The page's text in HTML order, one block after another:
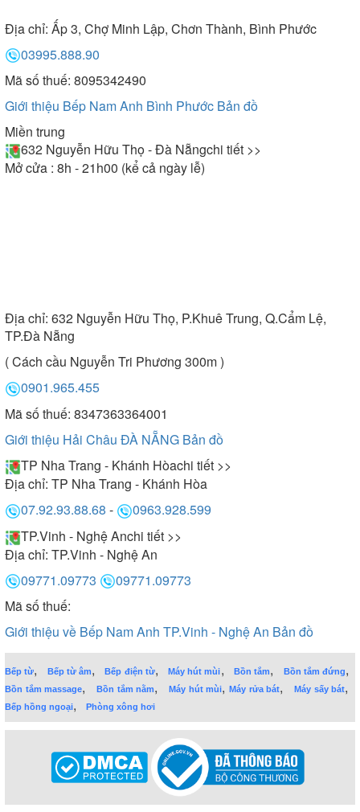
Địa chỉ: Ấp 3, Chợ Minh Lập, Chơn Thành, Bình Phước
03995.888.90
Mã số thuế: 8095342490
Giới thiệu Bếp Nam Anh Bình Phước Bản đồ
Miền trung
632 Nguyễn Hữu Thọ - Đà Nẵngchi tiết >>
Mở cửa : 8h - 21h00 (kể cả ngày lễ)
Địa chỉ: 632 Nguyễn Hữu Thọ, P.Khuê Trung, Q.Cẩm Lệ,
TP.Đà Nẵng
( Cách cầu Nguyễn Tri Phương 300m )
0901.965.455
Mã số thuế: 8347363364001
Giới thiệu Hải Châu ĐÀ NẴNG Bản đồ
TP Nha Trang - Khánh Hòachi tiết >>
Địa chỉ: TP Nha Trang - Khánh Hòa
07.92.93.88.68 -
0963.928.599
TP.Vinh - Nghệ Anchi tiết >>
Địa chỉ: TP.Vinh - Nghệ An
09771.09773
09771.09773
Mã số thuế:
Giới thiệu về Bếp Nam Anh TP.Vinh - Nghệ An Bản đồ
Bếp từ, Bếp từ âm,Bếp điện từ,Máy hút mùi, Bồn tắm, Bồn tắm đứng,
Bồn tắm massage,Bồn tắm nằm,Máy hút mùi,Máy rửa bát,Máy sấy bát,
Bếp hồng ngoại, Phòng xông hơi